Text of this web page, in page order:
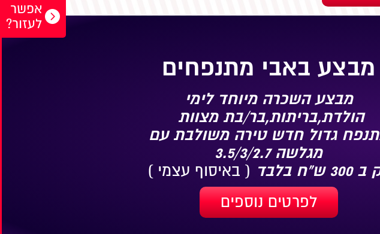
אפשר
לעזור?
מבצע באבי מתנפחים
מבצע השכרה מיוחד לימי
הולדת,בריתות,בר/בת מצוות
גדול חדש טירה משולבת עם
מגלשה 3.5/3/2.7
ש"ח בלבד
( באיסוף עצמי )
לפרטים נוספים